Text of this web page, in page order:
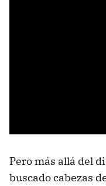
Pero más allá del
buscado cabezas